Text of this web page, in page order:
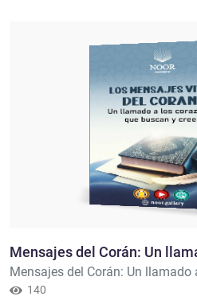
Mensajes del Corán: Un
Mensajes del Corán: Un llamado
140